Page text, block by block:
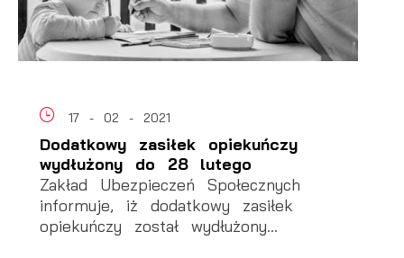
17 - 02 - 2021
Dodatkowy zasiłek opiekuńczy
wydłużony do 28 lutego
Zakład Ubezpieczeń Społecznych
informuje, iż dodatkowy zasiłek
opiekuńczy został wydłużony...